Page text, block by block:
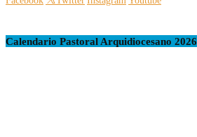
Calendario Pastoral Arquidiocesano 2026